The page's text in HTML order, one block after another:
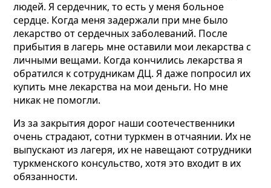
людей. Я сердечник, то есть у меня больное
сердце. Когда меня задержали при мне было
лекарство от сердечных заболеваний. После
прибытия в лагерь мне оставили мои лекарства с
личными вещами. Когда кончились лекарства я
обратился к сотрудникам ДЦ. Я даже попросил их
купить мне лекарства на мои деньги. Но мне
никак не помогли.
Из за закрытия дорог наши соотечественники
очень страдают, сотни туркмен в отчаянии. Их не
выпускают из лагеря, их не навещают сотрудники
туркменского консульство, хотя это входит в их
обязанности.